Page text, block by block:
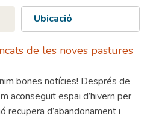
Ubicació
de les noves pastures
bones notícies! Després de
aconseguit espai d’hivern per
recupera d’abandonament i